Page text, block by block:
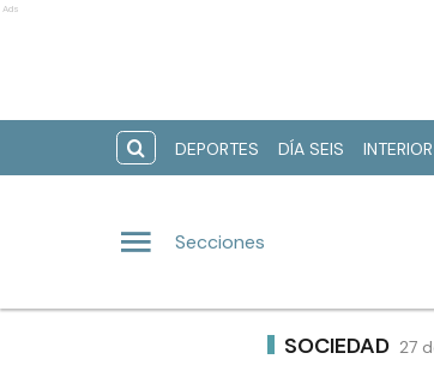
Ads
DEPORTES DÍA SEIS INTERIOR
Secciones
SOCIEDAD 27